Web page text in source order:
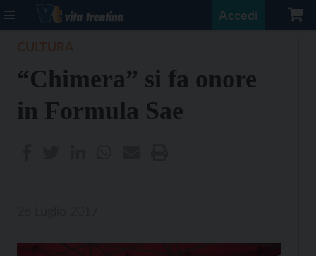
Accedi
“Chimera” si fa onore
in Formula Sae